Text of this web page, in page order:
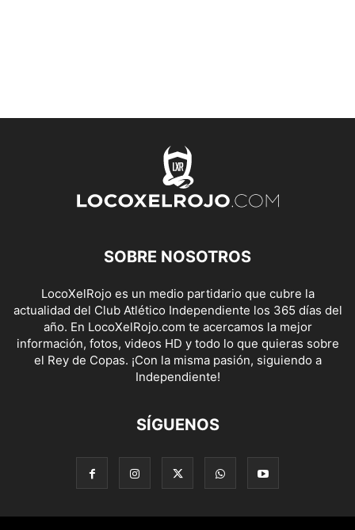
SOBRE NOSOTROS
LocoXelRojo es un medio partidario que cubre la
actualidad del Club Atlético Independiente los 365 días del
año. En LocoXelRojo.com te acercamos la mejor
información, fotos, videos HD y todo lo que quieras sobre
el Rey de Copas. ¡Con la misma pasión, siguiendo a
Independiente!
SÍGUENOS